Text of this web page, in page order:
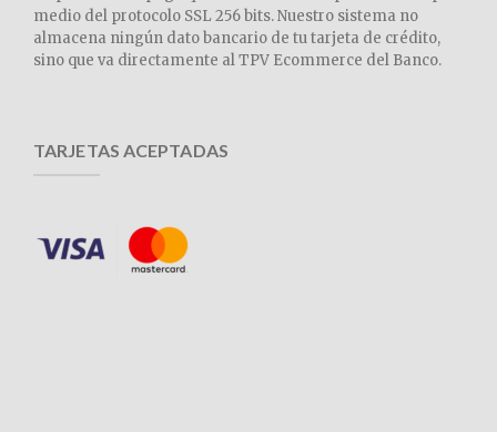
medio del protocolo SSL 256 bits. Nuestro sistema no
almacena ningún dato bancario de tu tarjeta de crédito,
sino que va directamente al TPV Ecommerce del Banco.
TARJETAS ACEPTADAS